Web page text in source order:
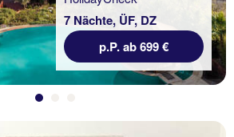
7 Nächte, ÜF, DZ
p.P. ab 699 €